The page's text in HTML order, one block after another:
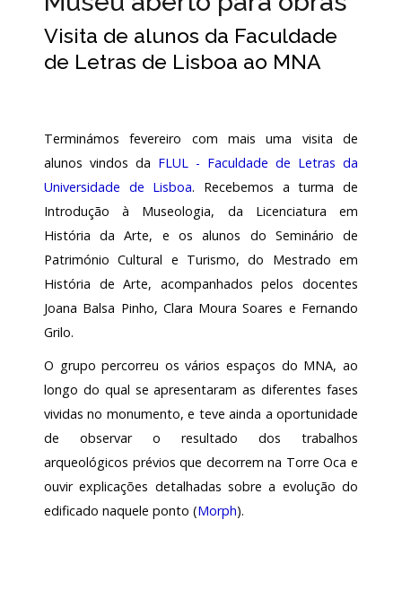
e
Protocolos
de
colaboração
voluntariado
NOTICIAS
Outras
Notícias
Arquivo
AGENDA
Actividades
Arquivo
SERVIÇOS – PREÇÁRIO
HISTÓRICO
BIBLIOTECA
EDIÇÕES
LABORATÓRIO DE CONSERVAÇÃO E
Visita de alunos da Faculdade
de Letras de Lisboa ao MNA
Terminámos fevereiro com mais uma visita de
alunos vindos da FLUL - Faculdade de Letras da
Universidade de Lisboa. Recebemos a turma de
Introdução à Museologia, da Licenciatura em
História da Arte, e os alunos do Seminário de
Património Cultural e Turismo, do Mestrado em
História de Arte, acompanhados pelos docentes
Joana Balsa Pinho, Clara Moura Soares e Fernando
Grilo.
O grupo percorreu os vários espaços do MNA, ao
longo do qual se apresentaram as diferentes fases
vividas no monumento, e teve ainda a oportunidade
de observar o resultado dos trabalhos
arqueológicos prévios que decorrem na Torre Oca e
ouvir explicações detalhadas sobre a evolução do
edificado naquele ponto (Morph).